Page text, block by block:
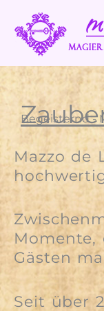
Inhalt
springen
Begeisternd -
Mazzo de
Gästen
Seit über